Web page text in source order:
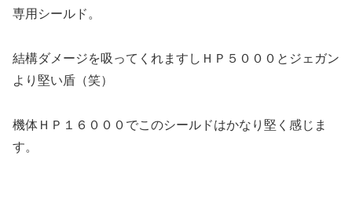
専用シールド。
結構ダメージを吸ってくれますしＨＰ５０００とジェガン
より堅い盾（笑）
機体ＨＰ１６０００でこのシールドはかなり堅く感じま
す。